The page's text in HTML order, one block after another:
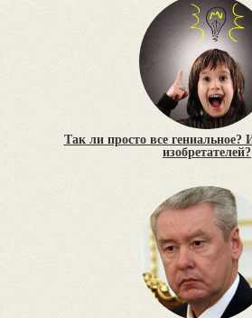
Так ли просто все гениальное?
изобретателей?